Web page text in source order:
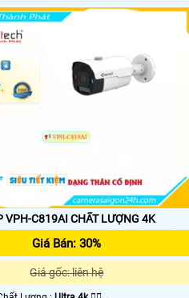
VPH-C819AI CHẤT LƯỢNG 4K
Giá Bán: 30%
Giá gốc: liên hệ